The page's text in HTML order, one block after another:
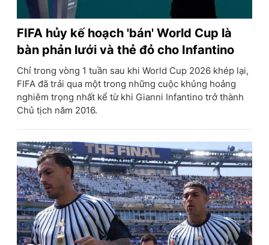
FIFA hủy kế hoạch 'bán' World Cup là
bàn phản lưới và thẻ đỏ cho Infantino
Chỉ trong vòng 1 tuần sau khi World Cup 2026 khép lại,
FIFA đã trải qua một trong những cuộc khủng hoảng
nghiêm trọng nhất kể từ khi Gianni Infantino trở thành
Chủ tịch năm 2016.